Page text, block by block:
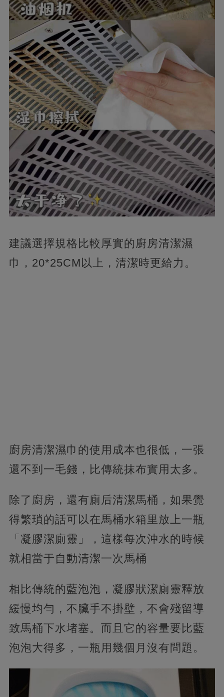
建議選擇規格比較厚實的廚房清潔濕
巾，20*25CM以上，清潔時更給力。
廚房清潔濕巾的使用成本也很低，一張
還不到一毛錢，比傳統抹布實用太多。
除了廚房，還有廁后清潔馬桶，如果覺
得繁瑣的話可以在馬桶水箱里放上一瓶
「凝膠潔廁靈」，這樣每次沖水的時候
就相當于自動清潔一次馬桶
相比傳統的藍泡泡，凝膠狀潔廁靈釋放
緩慢均勻，不臟手不掛壁，不會殘留導
致馬桶下水堵塞。而且它的容量要比藍
泡泡大得多，一瓶用幾個月沒有問題。